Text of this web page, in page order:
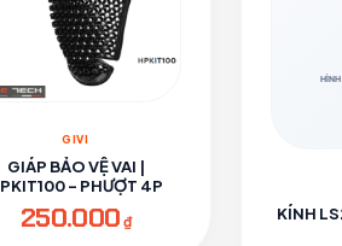
GIVI
GIÁP BẢO VỆ VAI |
- PHƯỢT 4P
250.000₫
KÍNH